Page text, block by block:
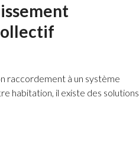
raccordement à un système
habitation, il existe des solutions